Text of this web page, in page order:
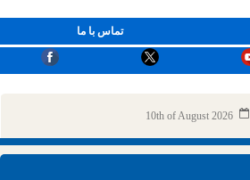
تماس با ما
10th of August 2026